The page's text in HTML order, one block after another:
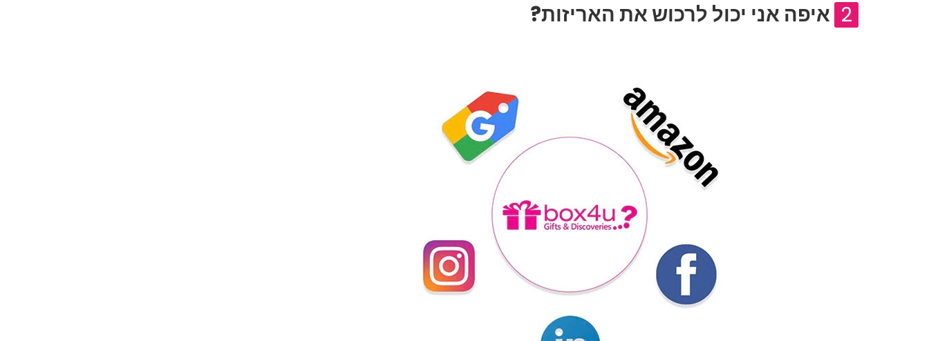
2 איפה אני יכול לרכוש את האריזות?